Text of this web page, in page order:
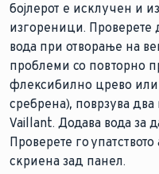
бојлерот е исклучен и
изгореници. Проверете
вода при отворање на
проблеми со повторно
флексибилно црево
сребрена), поврзува
Vaillant. Додава вода за
Проверете го
скриена зад панел.